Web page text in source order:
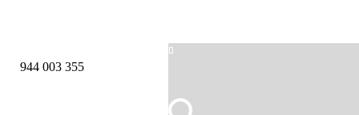
944 003 355